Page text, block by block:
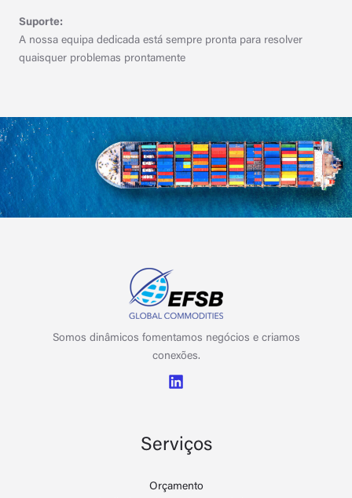
Suporte:
A nossa equipa dedicada está sempre pronta para resolver
quaisquer problemas prontamente
Somos dinâmicos fomentamos negócios e criamos
conexões.
Serviços
Orçamento